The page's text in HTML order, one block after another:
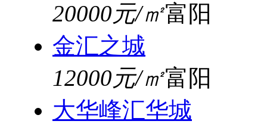
20000元/㎡富阳
金汇之城
12000元/㎡富阳
大华峰汇华城